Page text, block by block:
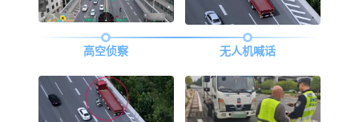
高空侦察 无人机喊话